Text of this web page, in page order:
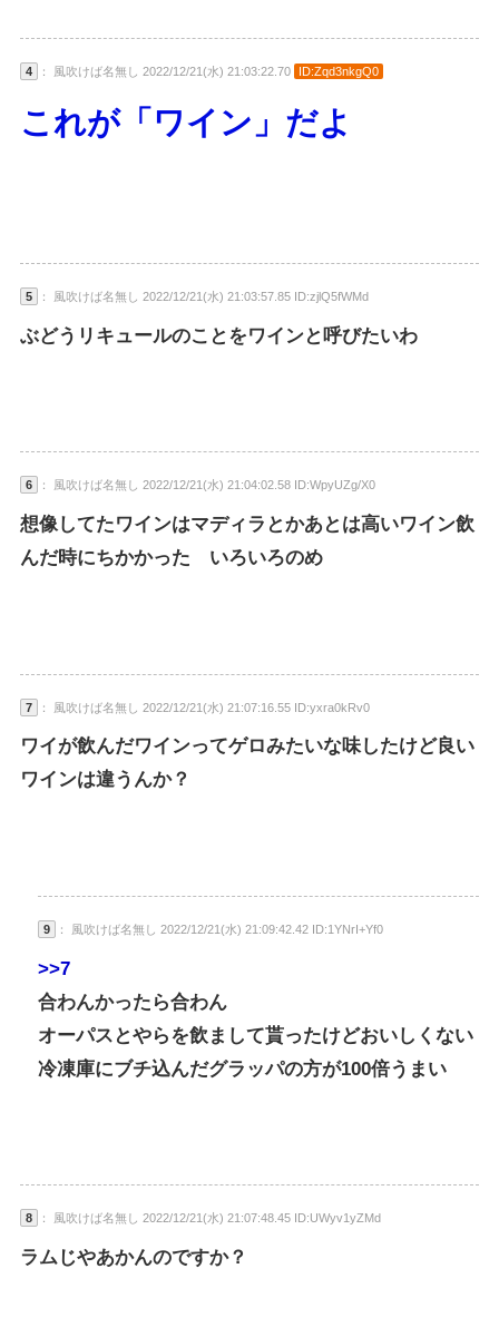
4 ： 風吹けば名無し 2022/12/21(水) 21:03:22.70 ID:Zqd3nkgQ0
これが「ワイン」だよ
5 ： 風吹けば名無し 2022/12/21(水) 21:03:57.85 ID:zjlQ5fWMd
ぶどうリキュールのことをワインと呼びたいわ
6 ： 風吹けば名無し 2022/12/21(水) 21:04:02.58 ID:WpyUZg/X0
想像してたワインはマディラとかあとは高いワイン飲
んだ時にちかかった いろいろのめ
7 ： 風吹けば名無し 2022/12/21(水) 21:07:16.55 ID:yxra0kRv0
ワイが飲んだワインってゲロみたいな味したけど良い
ワインは違うんか？
9 ： 風吹けば名無し 2022/12/21(水) 21:09:42.42 ID:1YNrI+Yf0
>>7
合わんかったら合わん
オーパスとやらを飲まして貰ったけどおいしくない
冷凍庫にブチ込んだグラッパの方が100倍うまい
8 ： 風吹けば名無し 2022/12/21(水) 21:07:48.45 ID:UWyv1yZMd
ラムじやあかんのですか？